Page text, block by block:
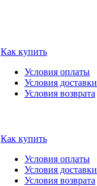
Как купить
Условия оплаты
Условия доставки
Условия возврата
Как купить
Условия оплаты
Условия доставки
Условия возврата